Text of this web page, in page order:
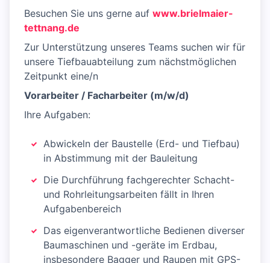
Besuchen Sie uns gerne auf www.brielmaier-
tettnang.de
Zur Unterstützung unseres Teams suchen wir für
unsere Tiefbauabteilung zum nächstmöglichen
Zeitpunkt eine/n
Vorarbeiter / Facharbeiter (m/w/d)
Ihre Aufgaben:
Abwickeln der Baustelle (Erd- und Tiefbau)
in Abstimmung mit der Bauleitung
Die Durchführung fachgerechter Schacht-
und Rohrleitungsarbeiten fällt in Ihren
Aufgabenbereich
Das eigenverantwortliche Bedienen diverser
Baumaschinen und -geräte im Erdbau,
insbesondere Bagger und Raupen mit GPS-